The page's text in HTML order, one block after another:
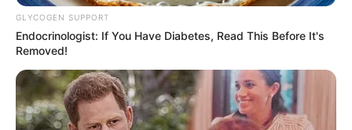
GLYCOGEN SUPPORT
Endocrinologist: If You Have Diabetes, Read This Before It's
Removed!